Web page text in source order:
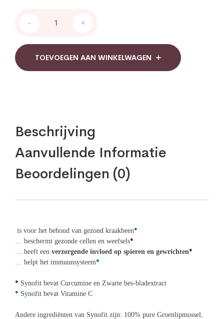
Premium
Groenlipmossel
Vloeibaar
quantity
- +
TOEVOEGEN AAN WINKELWAGEN
Beschrijving
Aanvullende Informatie
Beoordelingen (0)
is voor het behoud van gezond kraakbeen●
… beschermt gezonde cellen en weefsels●
… heeft een verzorgende invloed op spieren en gewrichten●
… helpt het immuunsysteem●
● Synofit bevat Curcumine en Zwarte bes-bladextract
● Synofit bevat Vitamine C
Andere ingrediënten van Synofit zijn: 100% pure Groenlipmossel,